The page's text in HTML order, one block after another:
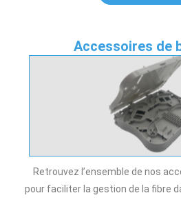
Accessoires de
Retrouvez l’ensemble de nos
pour faciliter la gestion de la fibre